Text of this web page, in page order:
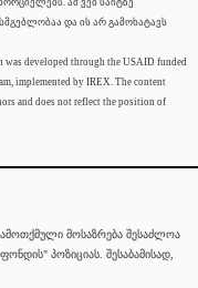
და ის არ გამოხატავს
was developed through the USAID funded
implemented by IREX. The content
and does not reflect the position of
მოსაზრება შესაძლოა
პოზიციას. შესაბამისად,